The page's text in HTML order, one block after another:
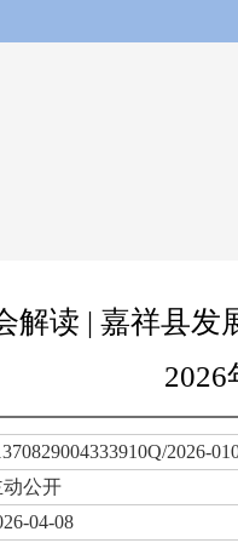
解读 | 嘉祥县
2026-
动公开
04-08